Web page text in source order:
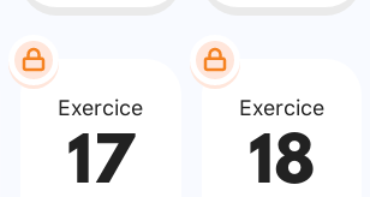
Exercice
17
Exercice
18